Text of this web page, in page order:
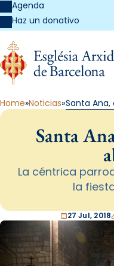
Agenda
Haz un donativo
Home Noticias Santa
Santa
La céntrica
la
27 Jul, 2018